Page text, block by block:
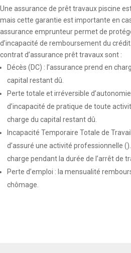
Une assurance de prêt travaux piscine
mais cette garantie est importante en
assurance emprunteur permet de
d’incapacité de remboursement du
contrat d’assurance prêt travaux sont :
Décès (DC) : l’assurance prend en
capital restant dû.
Perte totale et irréversible
d’incapacité de pratique de toute
charge du capital restant dû.
Incapacité Temporaire Totale de
d’assuré une activité professionnelle
charge pendant la durée de l’arrêt de
Perte d’emploi : la mensualité
chômage.